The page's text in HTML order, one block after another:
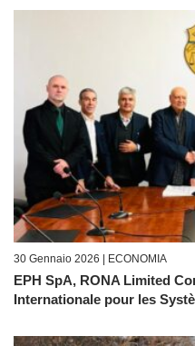
30 Gennaio 2026 | ECONOMIA
EPH SpA, RONA Limited
Internationale pour les